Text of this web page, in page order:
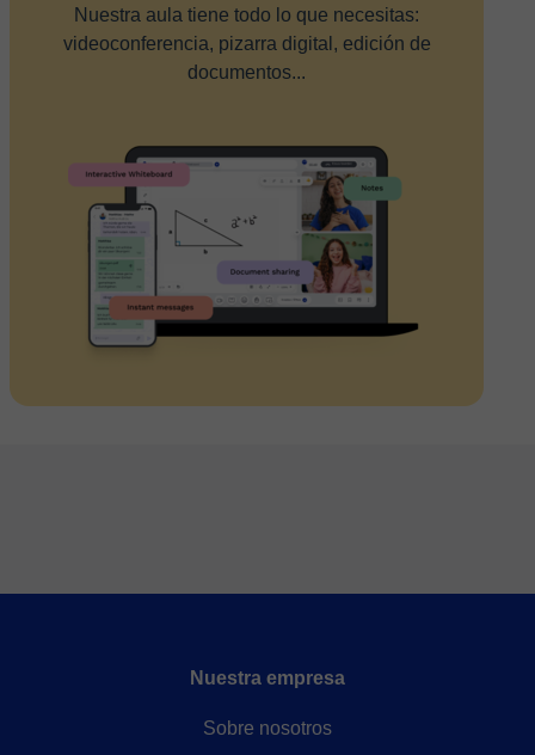
Nuestra aula tiene todo lo que necesitas:
videoconferencia, pizarra digital, edición de
documentos...
Nuestra empresa
Sobre nosotros